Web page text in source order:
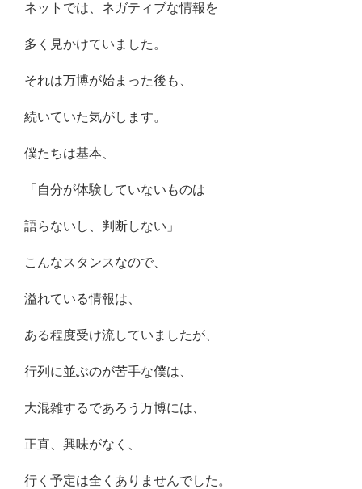
ネットでは、ネガティブな情報を
多く見かけていました。
それは万博が始まった後も、
続いていた気がします。
僕たちは基本、
「自分が体験していないものは
語らないし、判断しない」
こんなスタンスなので、
溢れている情報は、
ある程度受け流していましたが、
行列に並ぶのが苦手な僕は、
大混雑するであろう万博には、
正直、興味がなく、
行く予定は全くありませんでした。